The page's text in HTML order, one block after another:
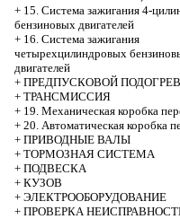
+ 15. Система зажигания 4-
бензиновых двигателей
+ 16. Система зажигания
четырехцилиндровых
двигателей
+ ПРЕДПУСКОВОЙ ПОДОГРЕВ
+ ТРАНСМИССИЯ
+ 19. Механическая коробка
+ 20. Автоматическая коробка
+ ПРИВОДНЫЕ ВАЛЫ
+ ТОРМОЗНАЯ СИСТЕМА
+ ПОДВЕСКА
+ КУЗОВ
+ ЭЛЕКТРООБОРУДОВАНИЕ
+ ПРОВЕРКА